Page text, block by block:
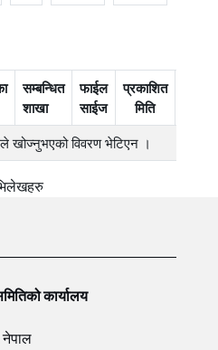
सम्बन्धित
शाखा
फाईल
साईज
प्रकाशित
मिति
खोज्‍नुभएको विवरण भेटिएन ।
कार्यालय
नेपाल